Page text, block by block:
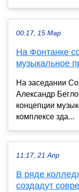
00:17, 15 Мар
На Фонтанке
музыкальное
На заседании
Александр
концепции
комплексе зда...
11:17, 21 Апр
В ряде
создадут